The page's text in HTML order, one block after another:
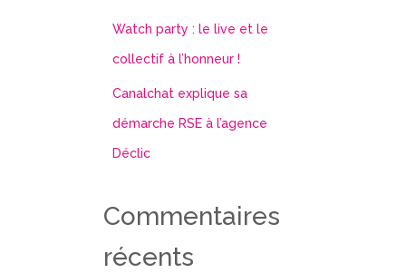
Watch party : le live et le
collectif à l’honneur !
Canalchat explique sa
démarche RSE à l’agence
Déclic
Commentaires
récents